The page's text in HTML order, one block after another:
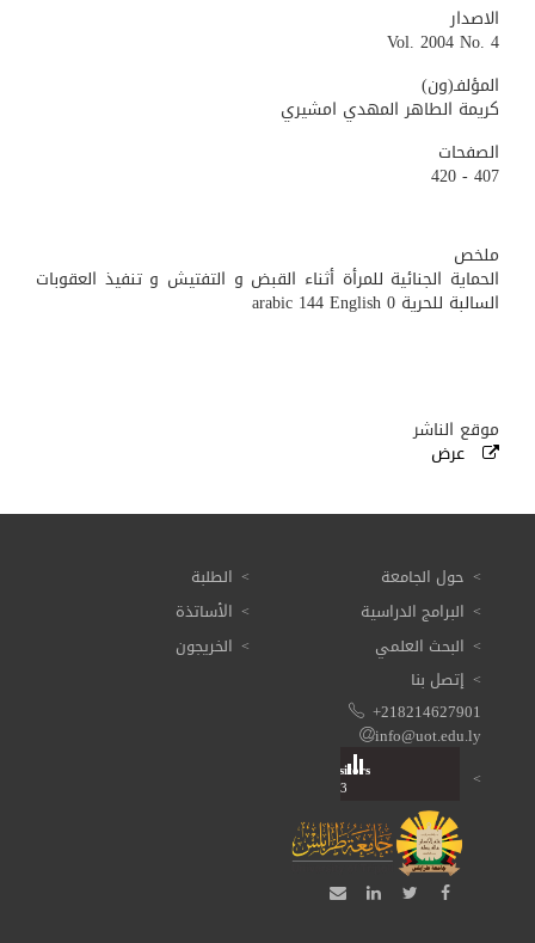
الاصدار
Vol. 2004 No. 4
المؤلفـ(ون)
كريمة الطاهر المهدي امشيري
الصفحات
407 - 420
ملخص
الحماية الجنائية للمرأة أثناء القبض و التفتيش و تنفيذ العقوبات
السالبة للحرية arabic 144 English 0
موقع الناشر
عرض
حول الجامعة
البرامج الدراسية
البحث العلمي
الطلبة
الأساتذة
الخريجون
إتصل بنا
+218214627901
info@uot.edu.ly
Total: 3 617 473
Visitors